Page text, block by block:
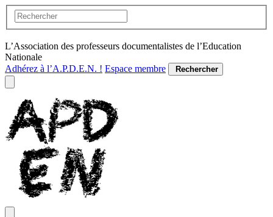
L’Association des professeurs documentalistes de l’Education
Nationale
Adhérez à l’A.P.D.E.N. ! Espace membre Rechercher